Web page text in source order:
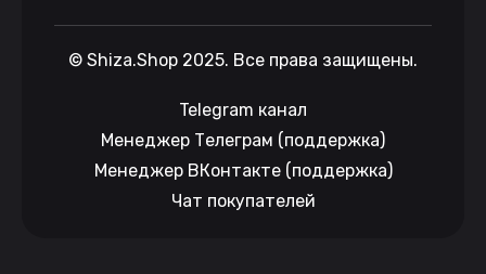
© Shiza.Shop 2025. Все права защищены.
Telegram канал
Менеджер Телеграм (поддержка)
Менеджер ВКонтакте (поддержка)
Чат покупателей